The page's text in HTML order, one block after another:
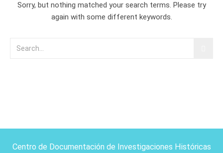
Sorry, but nothing matched your search terms. Please try
again with some different keywords.
Centro de Documentación de Investigaciones Históricas